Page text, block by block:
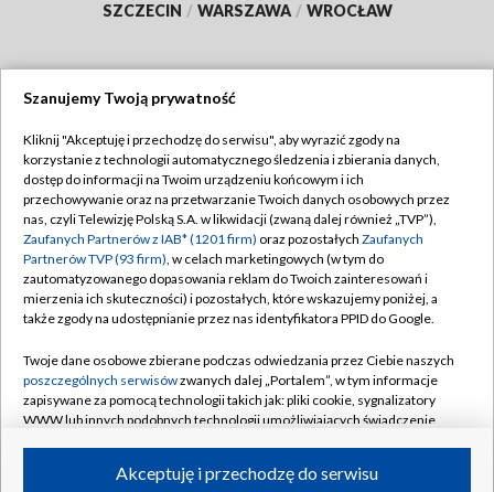
SZCZECIN / WARSZAWA / WROCŁAW
TVP
Abonament TVP
Emisja w TVP
Centrum informacji TVP
Naziemna Telewizja Cyfrowa
Rada Programowa
System NOS
Informacje o nadawcy
Program dla prasy
Regulamin TVP
Polityka prywatności
Moje zgody
Pomoc
Kontakt
Kanały
Szanujemy Twoją prywatność
Kliknij "Akceptuję i przechodzę do serwisu", aby wyrazić zgody na
korzystanie z technologii automatycznego śledzenia i zbierania danych,
dostęp do informacji na Twoim urządzeniu końcowym i ich
przechowywanie oraz na przetwarzanie Twoich danych osobowych przez
nas, czyli Telewizję Polską S.A. w likwidacji (zwaną dalej również „TVP”),
Zaufanych Partnerów z IAB* (1201 firm) oraz pozostałych Zaufanych
Partnerów TVP (93 firm), w celach marketingowych (w tym do
zautomatyzowanego dopasowania reklam do Twoich zainteresowań i
mierzenia ich skuteczności) i pozostałych, które wskazujemy poniżej, a
także zgody na udostępnianie przez nas identyfikatora PPID do Google.
Twoje dane osobowe zbierane podczas odwiedzania przez Ciebie naszych
poszczególnych serwisówzwanych dalej „Portalem”, w tym informacje
zapisywane za pomocą technologii takich jak: pliki cookie, sygnalizatory
WWW lub innych podobnych technologii umożliwiających świadczenie
ruchu w Internecie.Akceptuję i przechodzę do serwisu